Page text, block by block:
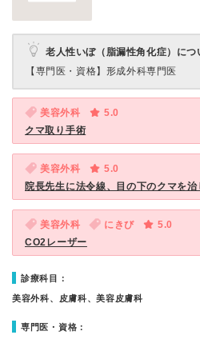
老人性いぼ（脂漏性角化症）につ
【専門医・資格】 形成外科専門医
美容外科
5.0
クマ取り手術
美容外科
5.0
院長先生に法令線、目の下のクマを
美容外科 にきび
5.0
CO2レーザー
診療科目：
美容外科、皮膚科、美容皮膚科
専門医・資格：